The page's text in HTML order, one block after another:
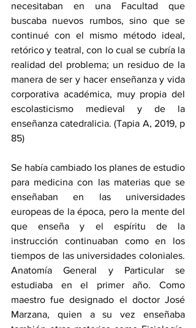
necesitaban en una Facultad que
buscaba nuevos rumbos, sino que se
continué con el mismo método ideal,
retórico y teatral, con lo cual se cubría la
realidad del problema; un residuo de la
manera de ser y hacer enseñanza y vida
corporativa académica, muy propia del
escolasticismo medieval y de la
enseñanza catedralicia. (Tapia A, 2019, p
85)
Se había cambiado los planes de estudio
para medicina con las materias que se
enseñaban en las universidades
europeas de la época, pero la mente del
que enseña y el espíritu de la
instrucción continuaban como en los
tiempos de las universidades coloniales.
Anatomía General y Particular se
estudiaba en el primer año. Como
maestro fue designado el doctor José
Marzana, quien a su vez enseñaba